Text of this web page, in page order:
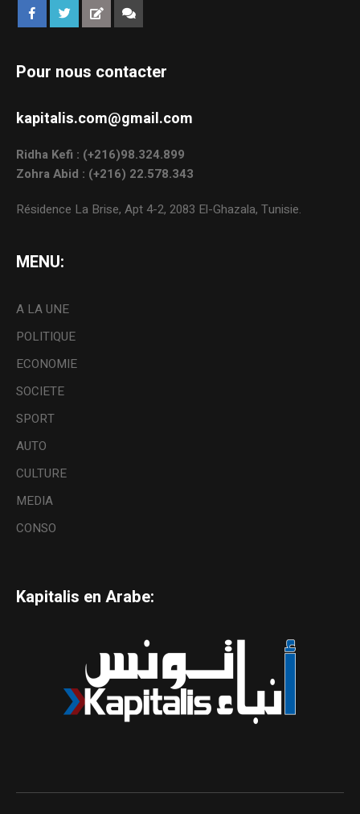
Pour nous contacter
kapitalis.com@gmail.com
Ridha Kefi : (+216)98.324.899
Zohra Abid : (+216) 22.578.343
Résidence La Brise, Apt 4-2, 2083 El-Ghazala, Tunisie.
MENU:
A LA UNE
POLITIQUE
ECONOMIE
SOCIETE
SPORT
AUTO
CULTURE
MEDIA
CONSO
Kapitalis en Arabe: